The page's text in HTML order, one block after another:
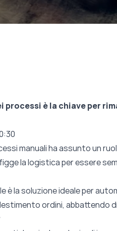
è la chiave per
manuali ha assunto un
la logistica per essere
è la soluzione ideale per
ordini, abbattendo